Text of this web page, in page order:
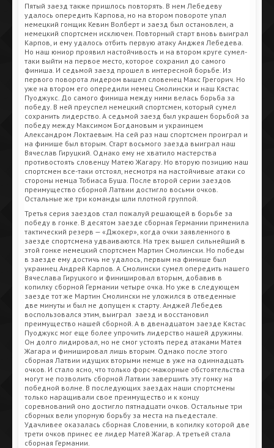
Пятый заезд также пришлось повторять. В нем Лебедеву
удалось опередить Карпова, но на втором повороте упал
немецкий гонщик Кевин Волберт и заезд был остановлен, а
немецкий спортсмен исключен. Повторный старт вновь выиграл
Карпов, и ему удалось отбить первую атаку Анджея Лебедева.
Но наш юниор проявил настойчивость и на втором круге сумел-
таки выйти на первое место, которое сохранил до самого
финиша. И седьмой заезд прошел в интересной борьбе. Из
первого поворота лидером вышел словенец Макс Грегорич. Но
уже на втором его опередили немец Смолински и наш Кястас
Пуоджукс. До самого финиша между ними велась борьба за
победу. В ней преуспел немецкий спортсмен, который сумел
сохранить лидерство. А седьмой заезд был украшен борьбой за
победу между Максимом Богдановым и украинцем
Александром Локтаевым. На сей раз наш спортсмен проиграл и
на финише был вторым. Старт восьмого заезда выиграл наш
Вячеслав Гируцкий. Однако ему не хватило мастерства
противостоять словенцу Матею Жагару. Но вторую позицию наш
спортсмен все-таки отстоял, несмотря на настойчивые атаки со
стороны немца Тобиаса Буша. После второй серии заездов
преимущество сборной Латвии достигло восьми очков.
Остальные же три команды шли плотной группой.
Третья серия заездов стал пожалуй решающей в борьбе за
победу в гонке. В десятом заезде сборная Германии применила
тактический резерв — «Джокер», когда очки заявленного в
заезде спортсмена удваиваются. На трек вышел сильнейший в
этой гонке немецкий спортсмен Мартин Смолински. Но победы
в заезде ему достичь не удалось, первым на финише был
украинец Андрей Карпов. А Смолински сумел опередить нашего
Вячеслава Гируцкого и финишировал вторым, добавив в
копилку сборной Германии четыре очка. Но уже в следующем
заезде тот же Мартин Смолински не уложился в отведенные
две минуты и был не допущен к старту. Анджей Лебедев
воспользовался этим, выиграл заезд и восстановил
преимущество нашей сборной. А в двенадцатом заезде Кястас
Пуоджукс мог еще более упрочить лидерство нашей дружины.
Он долго лидировал, но не смог устоять перед атаками Матея
Жагара и финишировал лишь вторым. Однако после этого
сборная Латвии идущих вторыми немце в уже на одиннадцать
очков. И стало ясно, что только форс-мажорные обстоятельства
могут не позволить сборной Латвии завершить эту гонку на
победной волне. В последующих заездах наши спортсмены
только наращивали свое преимущество и к концу
соревнований оно достигло пятнадцати очков. Остальные три
сборных вели упорную борьбу за места на пьедестале.
Удачливее оказалась сборная Словении, в копилку которой две
трети очков принес ее лидер Матей Жагар. А третьей стала
сборная Германии.